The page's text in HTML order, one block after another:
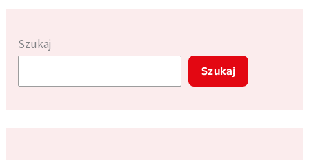
warto
znać
Szukaj
Szukaj